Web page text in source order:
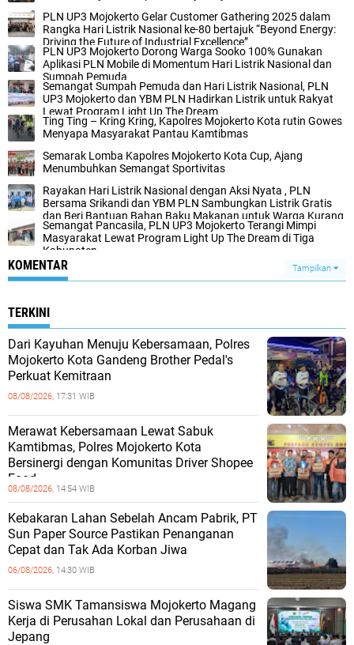
PLN UP3 Mojokerto Gelar Customer Gathering 2025 dalam
Rangka Hari Listrik Nasional ke-80 bertajuk “Beyond Energy:
Driving the Future of Industrial Excellence”
PLN UP3 Mojokerto Dorong Warga Sooko 100% Gunakan
Aplikasi PLN Mobile di Momentum Hari Listrik Nasional dan
Sumpah Pemuda
Semangat Sumpah Pemuda dan Hari Listrik Nasional, PLN
UP3 Mojokerto dan YBM PLN Hadirkan Listrik untuk Rakyat
Lewat Program Light Up The Dream
Ting Ting – Kring Kring, Kapolres Mojokerto Kota rutin Gowes
Menyapa Masyarakat Pantau Kamtibmas
Semarak Lomba Kapolres Mojokerto Kota Cup, Ajang
Menumbuhkan Semangat Sportivitas
Rayakan Hari Listrik Nasional dengan Aksi Nyata , PLN
Bersama Srikandi dan YBM PLN Sambungkan Listrik Gratis
dan Beri Bantuan Bahan Baku Makanan untuk Warga Kurang
Mampu
Semangat Pancasila, PLN UP3 Mojokerto Terangi Mimpi
Masyarakat Lewat Program Light Up The Dream di Tiga
Kabupaten
KOMENTAR Tampilkan
TERKINI
Dari Kayuhan Menuju Kebersamaan, Polres
Mojokerto Kota Gandeng Brother Pedal's
Perkuat Kemitraan
08/08/2026, 17:31 WIB
Merawat Kebersamaan Lewat Sabuk
Kamtibmas, Polres Mojokerto Kota
Bersinergi dengan Komunitas Driver Shopee
Food
08/08/2026, 14:54 WIB
Kebakaran Lahan Sebelah Ancam Pabrik, PT
Sun Paper Source Pastikan Penanganan
Cepat dan Tak Ada Korban Jiwa
06/08/2026, 14:30 WIB
Siswa SMK Tamansiswa Mojokerto Magang
Kerja di Perusahan Lokal dan Perusahaan di
Jepang